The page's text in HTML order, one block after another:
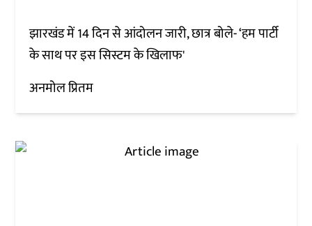
झारखंड में 14 दिन से आंदोलन जारी, छात्र बोले- ‘हम पार्टी
के साथ पर इस सिस्टम के खिलाफ'
अनमोल प्रितम